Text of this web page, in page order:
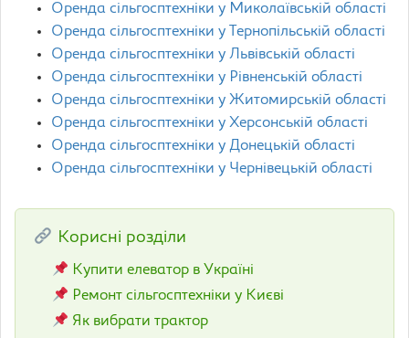
Оренда сільгосптехніки у Миколаївській області
Оренда сільгосптехніки у Тернопільській області
Оренда сільгосптехніки у Львівській області
Оренда сільгосптехніки у Рівненській області
Оренда сільгосптехніки у Житомирській області
Оренда сільгосптехніки у Херсонській області
Оренда сільгосптехніки у Донецькій області
Оренда сільгосптехніки у Чернівецькій області
Корисні розділи
Купити елеватор в Україні
Ремонт сільгосптехніки у Києві
Як вибрати трактор